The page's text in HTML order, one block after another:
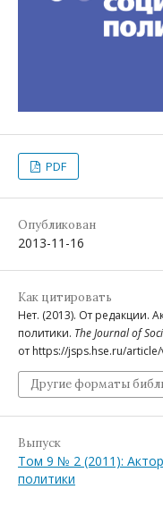
PDF
Опубликован
2013-11-16
Как цитировать
Нет. (2013). От редакции.
политики. The Journal of
от https://jsps.hse.ru/
Другие форматы
Выпуск
Том 9 № 2 (2011):
политики